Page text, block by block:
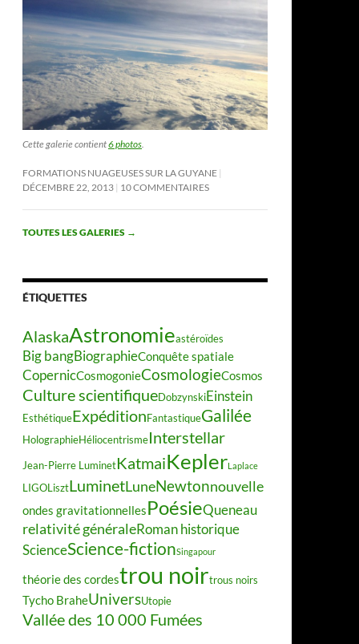
Cette galerie contient6 photos.
FORMATIONS NUAGEUSES SUR LA GUYANE
DÉCEMBRE 22, 2013 10 COMMENTAIRES
TOUTES LES GALERIES →
ÉTIQUETTES
AlaskaAstronomieastéroïdes
Big bangBiographieConquête spatiale
CopernicCosmogonieCosmologieCosmos
Culture scientifiqueDobzynskiEinstein
EsthétiqueExpéditionFantastiqueGalilée
HolographieHéliocentrismeInterstellar
Jean-Pierre LuminetKatmaiKeplerLaplace
LIGOLisztLuminetLuneNewtonnouvelle
ondes gravitationnellesPoésieQueneau
relativité généraleRoman historique
ScienceScience-fictionSingapour
théorie des cordestrou noirtrous noirs
Tycho BraheUniversUtopie
Vallée des 10 000 Fumées